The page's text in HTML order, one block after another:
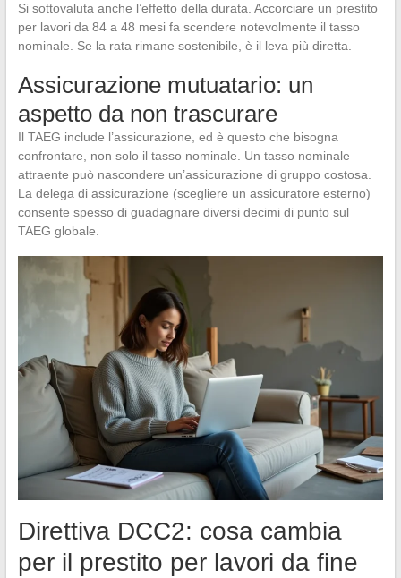
Si sottovaluta anche l’effetto della durata. Accorciare un prestito
per lavori da 84 a 48 mesi fa scendere notevolmente il tasso
nominale. Se la rata rimane sostenibile, è il leva più diretta.
Assicurazione mutuatario: un
aspetto da non trascurare
Il TAEG include l’assicurazione, ed è questo che bisogna
confrontare, non solo il tasso nominale. Un tasso nominale
attraente può nascondere un’assicurazione di gruppo costosa.
La delega di assicurazione (scegliere un assicuratore esterno)
consente spesso di guadagnare diversi decimi di punto sul
TAEG globale.
Direttiva DCC2: cosa cambia
per il prestito per lavori da fine